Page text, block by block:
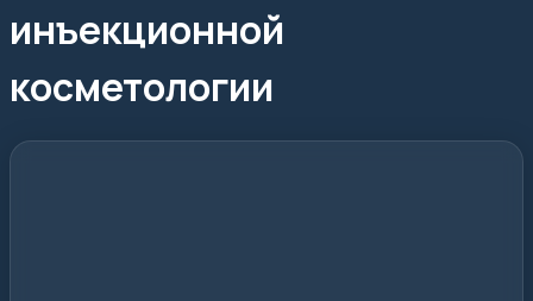
инъекционной
косметологии